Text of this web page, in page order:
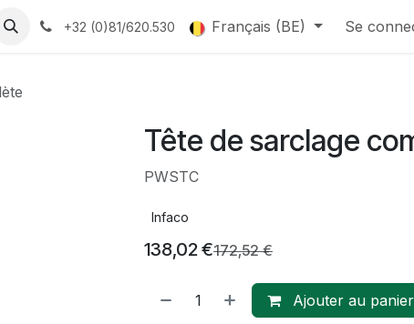
+32 (0)81/620.530 Français (BE) Se
Tête de sarclage
PWSTC
Infaco
138,02€172,52€
Ajouter au panier